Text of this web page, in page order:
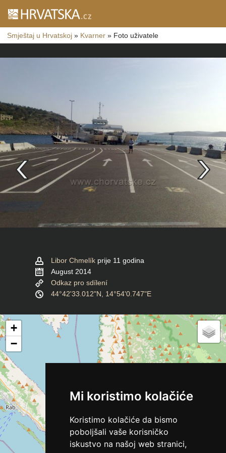
Mi koristimo kolačiće
Koristimo kolačiće da bismo
poboljšali vaše korisničko
iskustvo na našoj web stranici,
Smještaj u Hrvatskoj » Kvarner » Foto uživatele
Libor Chmelík prije 11 godina
August 2014
Odkaz pro sdílení
44°42'33.012"N, 14°54'0.747"E
+
−